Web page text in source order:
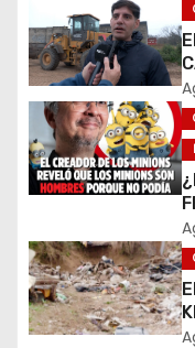
n
d
e
e
t
r